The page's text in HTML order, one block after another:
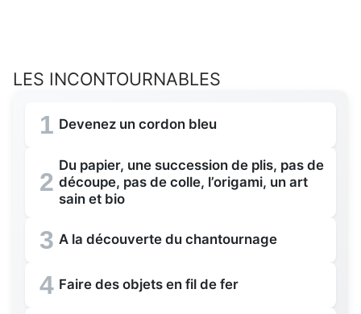
LES INCONTOURNABLES
1 Devenez un cordon bleu
2
Du papier, une succession de plis, pas de
découpe, pas de colle, l’origami, un art
sain et bio
3 A la découverte du chantournage
4 Faire des objets en fil de fer